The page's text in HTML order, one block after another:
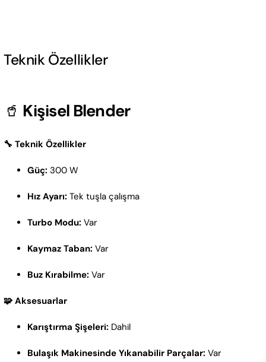
Teknik Özellikler
🥤 Kişisel Blender
🔧 Teknik Özellikler
Güç: 300 W
Hız Ayarı: Tek tuşla çalışma
Turbo Modu: Var
Kaymaz Taban: Var
Buz Kırabilme: Var
🧩 Aksesuarlar
Karıştırma Şişeleri: Dahil
Bulaşık Makinesinde Yıkanabilir Parçalar: Var